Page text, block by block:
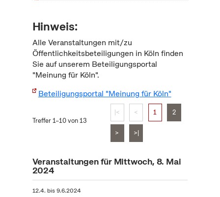
Hinweis:
Alle Veranstaltungen mit/zu
Öffentlichkeitsbeteiligungen in Köln finden
Sie auf unserem Beteiligungsportal
"Meinung für Köln".
Beteiligungsportal "Meinung für Köln"
Treffer 1–10 von 13
|< < 1 2
> >|
Veranstaltungen für Mittwoch, 8. Mai
2024
12.4. bis9.6.2024